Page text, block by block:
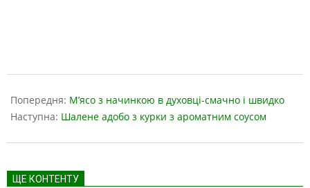
04-
09
Попередня: М’ясо з начинкою в духовці-смачно і швидко
Наступна: Шалене адобо з курки з ароматним соусом
ЩЕ КОНТЕНТУ